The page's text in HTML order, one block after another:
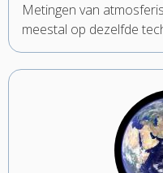
Metingen van
meestal op dezelfde